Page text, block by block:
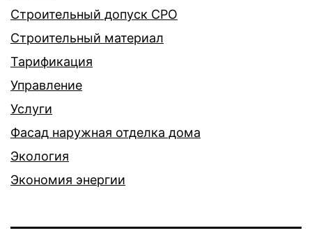
Строительный допуск СРО
Строительный материал
Тарификация
Управление
Услуги
Фасад наружная отделка дома
Экология
Экономия энергии